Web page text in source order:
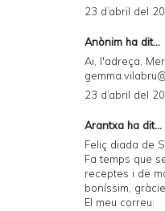
23 d’abril del
Anònim ha dit...
Ai, l'adreça,
23 d’abril del
Arantxa ha dit...
Feliç diada de
Fa temps que
receptes i de
boníssim,
El meu correu: